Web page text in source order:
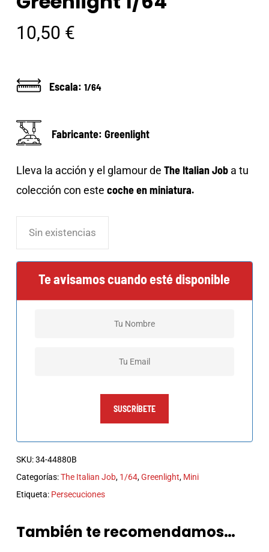
10,50 €
Escala: 1/64
Fabricante: Greenlight
Lleva la acción y el glamour de The Italian Joba tu
colección con este coche en miniatura.
Sin existencias
Te avisamos cuando esté disponible
SUSCRÍBETE
SKU:34-44880B
Categorías:The Italian Job, 1/64,Greenlight, Mini
Etiqueta: Persecuciones
También te recomendamos…